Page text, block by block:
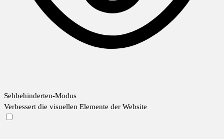
Sehbehinderten-Modus
Verbessert die visuellen Elemente der Website